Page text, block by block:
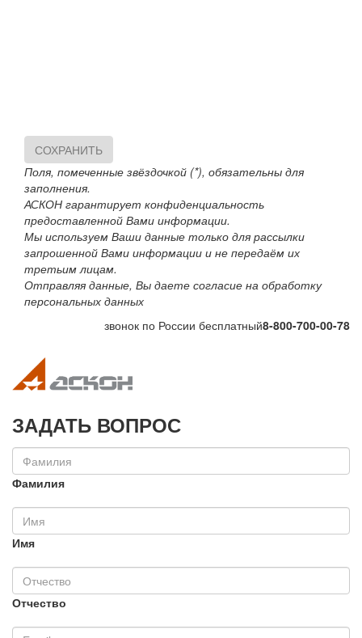
СОХРАНИТЬ
Поля, помеченные звёздочкой (*), обязательны для
заполнения.
АСКОН гарантирует конфиденциальность
предоставленной Вами информации.
Мы используем Ваши данные только для рассылки
запрошенной Вами информации и не передаём их
третьим лицам.
Отправляя данные, Вы даете согласие на обработку
персональных данных
звонок по России бесплатный8-800-700-00-78
ЗАДАТЬ ВОПРОС
Фамилия
Имя
Отчество